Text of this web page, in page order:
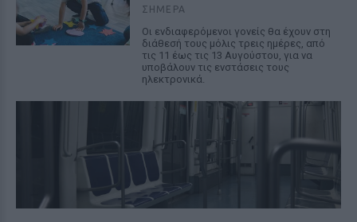
ΣΉΜΕΡΑ
Οι ενδιαφερόμενοι γονείς θα έχουν στη
διάθεσή τους μόλις τρεις ημέρες, από
τις 11 έως τις 13 Αυγούστου, για να
υποβάλουν τις ενστάσεις τους
ηλεκτρονικά.